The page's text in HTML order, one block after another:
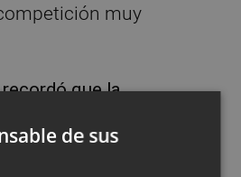
muy
que la
para “coger
lo mejor posible”, pero
“tienen que ser
de sus